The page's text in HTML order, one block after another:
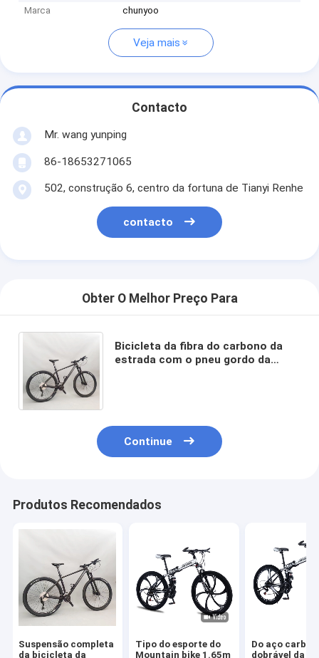
Marca
chunyoo
Veja mais
Contacto
Mr. wang yunping
86-18653271065
502, construção 6, centro da fortuna de Tianyi Renhe
contacto
Obter O Melhor Preço Para
Bicicleta da fibra do carbono da
estrada com o pneu gordo da
Continue
Produtos Recomendados
Suspensão completa
da bicicleta da
Tipo do esporte do
Mountain bike 1.65m
Do aço
dobrável da